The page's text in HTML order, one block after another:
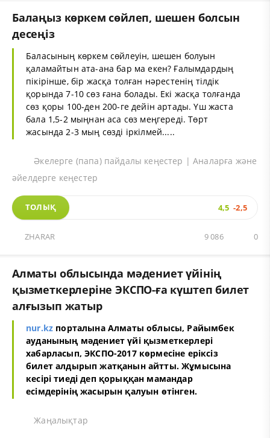
Балаңыз көркем сөйлеп, шешен болсын
десеңіз
Баласының көркем сөйлеуін, шешен болуын
қаламайтын ата-ана бар ма екен? Ғалымдардың
пікірінше, бір жасқа толған нәрестенің тілдік
қорында 7-10 сөз ғана болады. Екі жасқа толғанда
сөз қоры 100-ден 200-ге дейін артады. Үш жаста
бала 1,5-2 мыңнан аса сөз меңгереді. Төрт
жасында 2-3 мың сөзді іркілмей.....
Әкелерге (папа) пайдалы кеңестер | Аналарға және
әйелдерге кеңестер
ТОЛЫҚ 4,5 -2,5
ZHARAR 0
9 086
Алматы облысында мәдениет үйінің
қызметкерлеріне ЭКСПО-ға күштеп билет
алғызып жатыр
nur.kz порталына Алматы облысы, Райымбек
ауданының мәдениет үйі қызметкерлері
хабарласып, ЭКСПО-2017 көрмесіне еріксіз
билет алдырып жатқанын айтты. Жұмысына
кесірі тиеді деп қорыққан мамандар
есімдерінің жасырын қалуын өтінген.
Жаңалықтар